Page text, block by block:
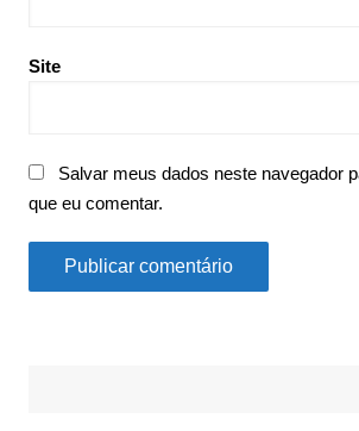
Site
Salvar meus dados neste navegador
que eu comentar.